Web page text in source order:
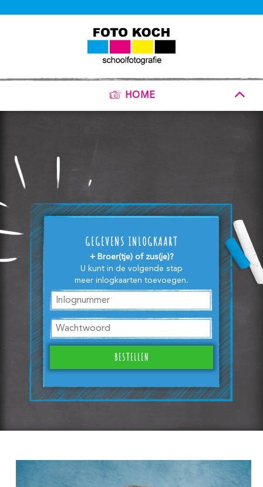
HOME
GEGEVENS INLOGKAART
+ Broer(tje) of zus(je)?
U kunt in de volgende stap
meer inlogkaarten toevoegen.